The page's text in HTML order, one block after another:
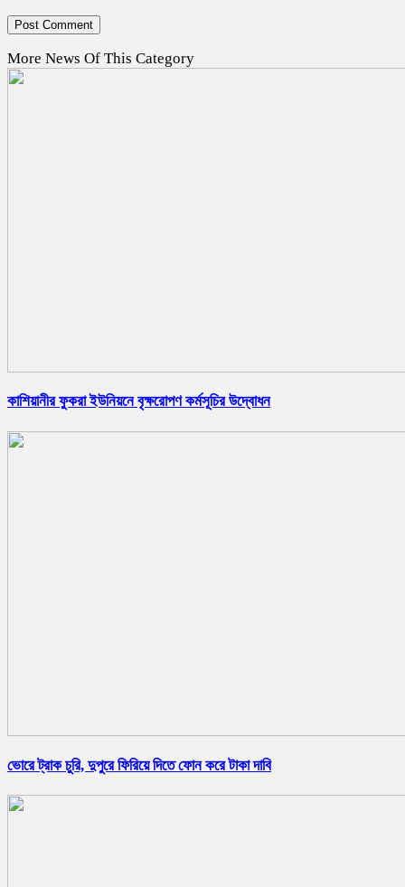
More News Of This Category
কাশিয়ানীর ফুকরা ইউনিয়নে বৃক্ষরোপণ কর্মসূচির উদ্বোধন
ভোরে ট্রাক চুরি, দুপুরে ফিরিয়ে দিতে ফোন করে টাকা দাবি